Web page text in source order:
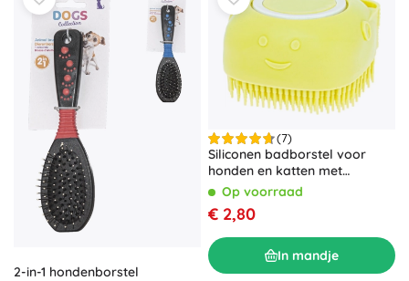
2-in-1 hondenborstel
(7)
Siliconen badborstel voor
honden en katten met
dispenser – Geel
Op voorraad
€ 2,80
In mandje